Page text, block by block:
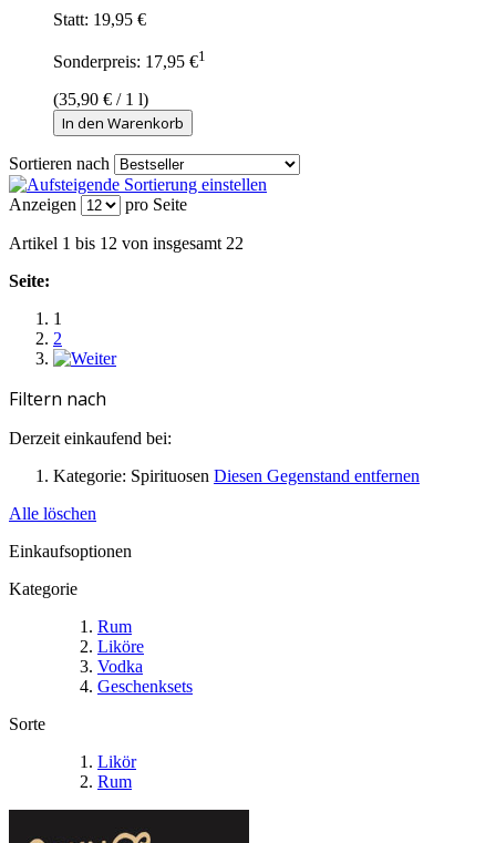
Statt: 19,95 €
Sonderpreis: 17,95 €1
(35,90 € / 1 l)
In den Warenkorb
Sortieren nach
Anzeigen pro Seite
Artikel 1 bis 12 von insgesamt 22
Seite:
1
2
Filtern nach
Derzeit einkaufend bei:
Kategorie: Spirituosen Diesen Gegenstand entfernen
Alle löschen
Einkaufsoptionen
Kategorie
Rum
Liköre
Vodka
Geschenksets
Sorte
Likör
Rum